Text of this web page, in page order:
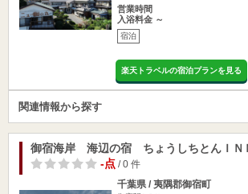
営業時間
入浴料金 ～
宿泊
楽天トラベルの宿泊プランを見る
関連情報から探す
御宿海岸 海辺の宿 ちょうしちとんＩＮ
-点/ 0 件
千葉県 / 夷隅郡御宿町